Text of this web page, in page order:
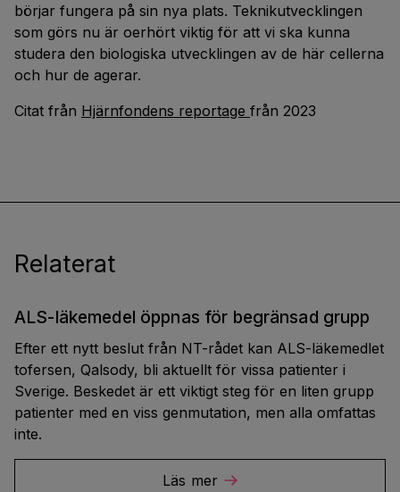
börjar fungera på sin nya plats. Teknikutvecklingen
som görs nu är oerhört viktig för att vi ska kunna
studera den biologiska utvecklingen av de här cellerna
och hur de agerar.
Citat från Hjärnfondens reportage från 2023
Relaterat
ALS-läkemedel öppnas för begränsad grupp
Efter ett nytt beslut från NT-rådet kan ALS-läkemedlet
tofersen, Qalsody, bli aktuellt för vissa patienter i
Sverige. Beskedet är ett viktigt steg för en liten grupp
patienter med en viss genmutation, men alla omfattas
inte.
Läs mer